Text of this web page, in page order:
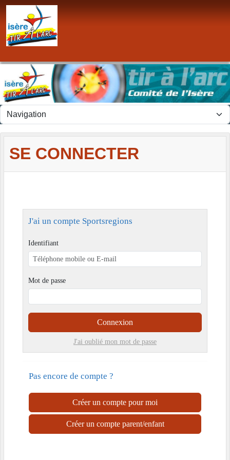
SE CONNECTER
J'ai un compte Sportsregions
Identifiant
Mot de passe
Connexion
J'ai oublié mon mot de passe
Pas encore de compte ?
Créer un compte pour moi
Créer un compte parent/enfant
Panneau de gestion des cookies